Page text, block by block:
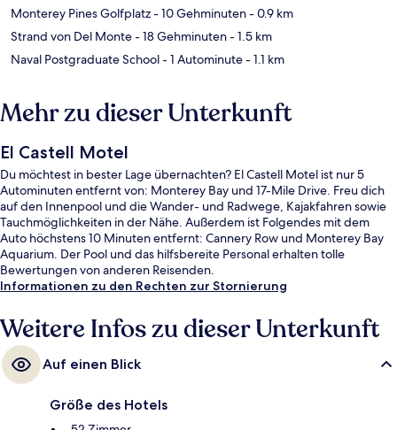
Monterey Pines Golfplatz- 10 Gehminuten- 0.9 km
Strand von Del Monte- 18 Gehminuten- 1.5 km
Naval Postgraduate School- 1 Autominute- 1.1 km
Mehr zu dieser Unterkunft
El Castell Motel
Du möchtest in bester Lage übernachten? El Castell Motel ist nur 5
Autominuten entfernt von: Monterey Bay und 17-Mile Drive. Freu dich
auf den Innenpool und die Wander- und Radwege, Kajakfahren sowie
Tauchmöglichkeiten in der Nähe. Außerdem ist Folgendes mit dem
Auto höchstens 10 Minuten entfernt: Cannery Row und Monterey Bay
Aquarium. Der Pool und das hilfsbereite Personal erhalten tolle
Bewertungen von anderen Reisenden.
Informationen zu den Rechten zur Stornierung
Weitere Infos zu dieser Unterkunft
Auf einen Blick
Größe des Hotels